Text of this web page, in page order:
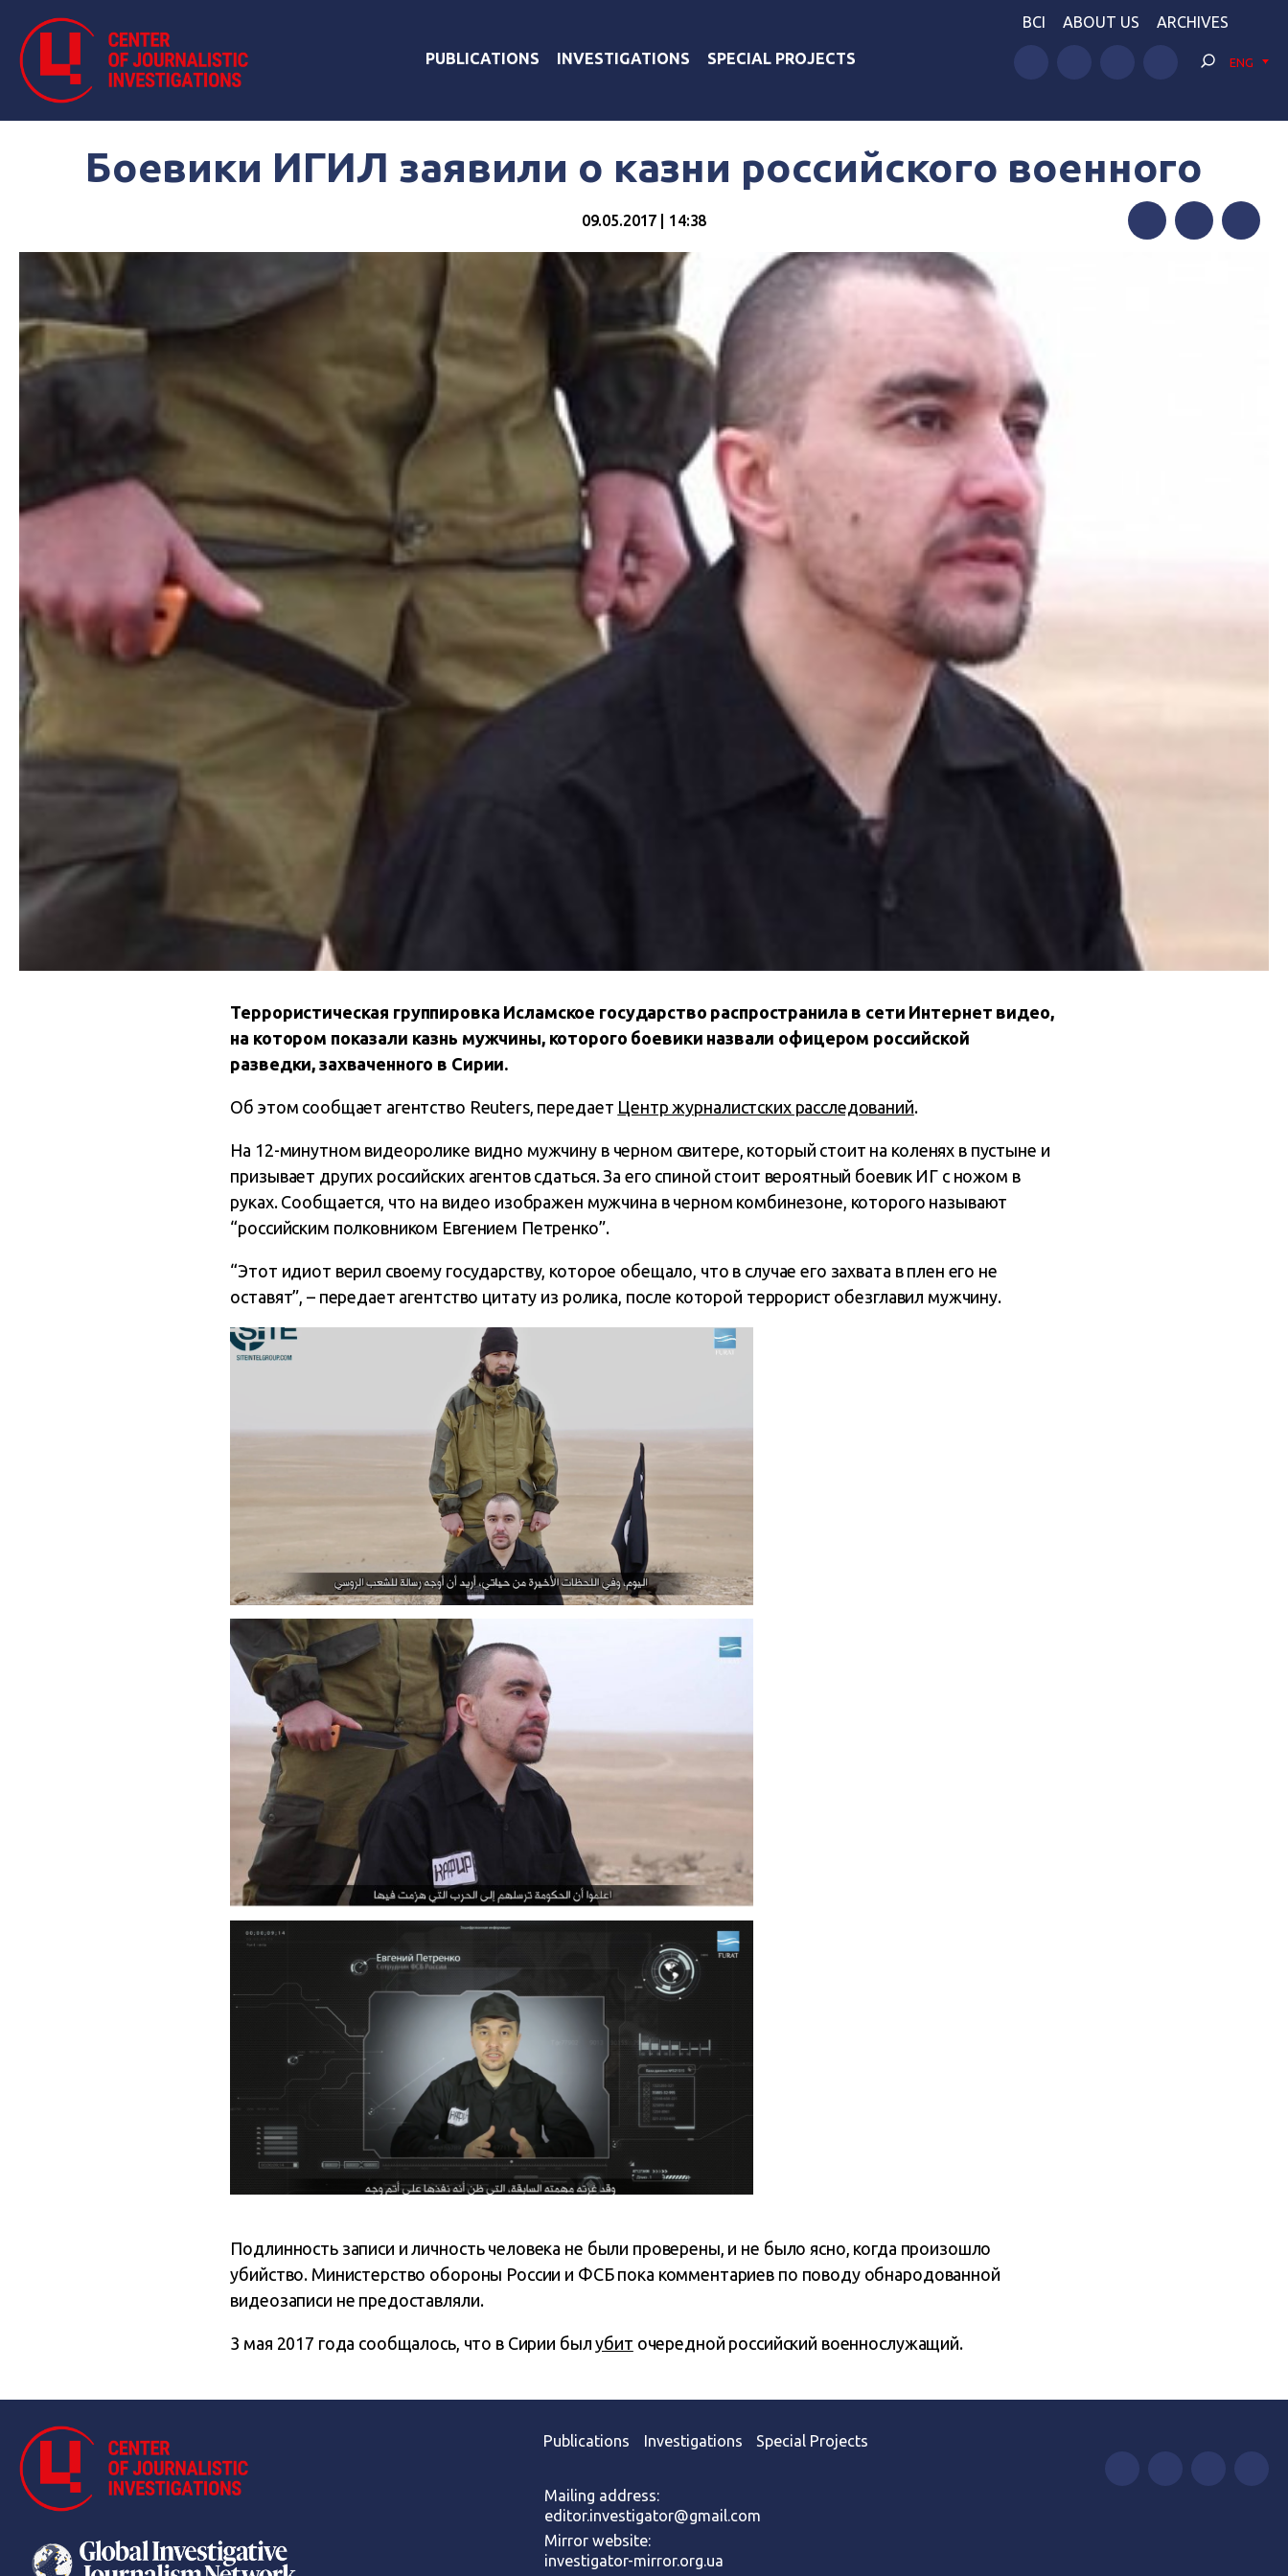
PUBLICATIONS INVESTIGATIONS SPECIAL PROJECTS
BCI ABOUT US ARCHIVES
ENG
Боевики ИГИЛ заявили о казни российского военного
09.05.2017 | 14:38
Террористическая группировка Исламское государство распространила в сети Интернет видео,
на котором показали казнь мужчины, которого боевики назвали офицером российской
разведки, захваченного в Сирии.
Об этом сообщает агентство Reuters, передает Центр журналистских расследований.
На 12-минутном видеоролике видно мужчину в черном свитере, который стоит на коленях в пустыне и
призывает других российских агентов сдаться. За его спиной стоит вероятный боевик ИГ с ножом в
руках. Сообщается, что на видео изображен мужчина в черном комбинезоне, которого называют
“российским полковником Евгением Петренко”.
“Этот идиот верил своему государству, которое обещало, что в случае его захвата в плен его не
оставят”, – передает агентство цитату из ролика, после которой террорист обезглавил мужчину.
Подлинность записи и личность человека не были проверены, и не было ясно, когда произошло
убийство. Министерство обороны России и ФСБ пока комментариев по поводу обнародованной
видеозаписи не предоставляли.
3 мая 2017 года сообщалось, что в Сирии былубит очередной российский военнослужащий.
Publications Investigations Special Projects
Mailing address:
editor.investigator@gmail.com
Mirror website:
investigator-mirror.org.ua